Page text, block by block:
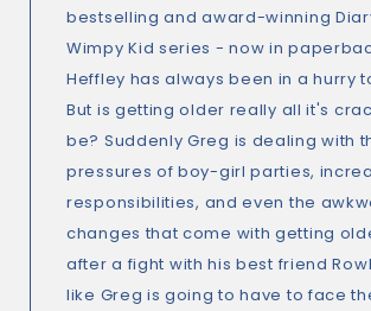
bestselling and award-winning
Wimpy Kid series - now in
Heffley has always been in a hurry
But is getting older really all it's
be? Suddenly Greg is dealing with
pressures of boy-girl parties,
responsibilities, and even the
changes that come with getting
after a fight with his best friend
like Greg is going to have to face